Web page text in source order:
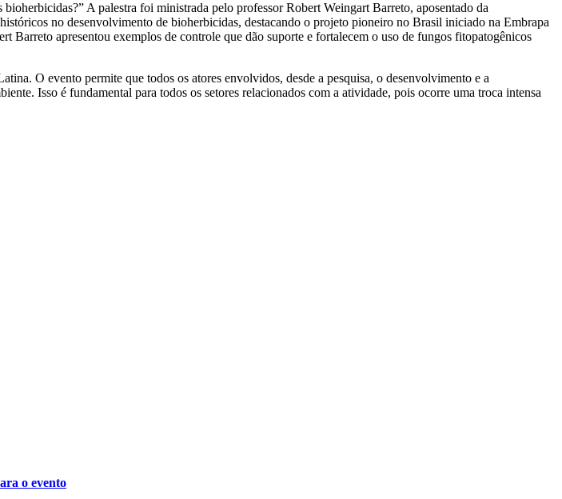
A palestra foi ministrada pelo professor Robert Weingart Barreto, aposentado da
no desenvolvimento de bioherbicidas, destacando o projeto pioneiro no Brasil iniciado na Embrapa
Barreto apresentou exemplos de controle que dão suporte e fortalecem o uso de fungos fitopatogênicos
O evento permite que todos os atores envolvidos, desde a pesquisa, o desenvolvimento e a
Isso é fundamental para todos os setores relacionados com a atividade, pois ocorre uma troca intensa
o evento